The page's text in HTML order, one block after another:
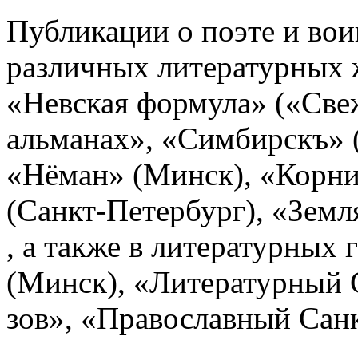
Публикации о поэте и
различных
«Невская формула»
альманах», «Симбирскъ»
«Нёман» (Минск),
(Санкт-Петербург),
, а также в
(Минск), «Литературный
зов», «Православный